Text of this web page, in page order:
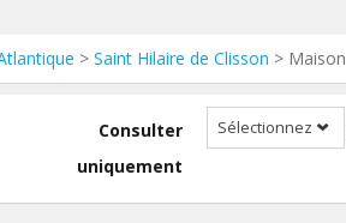
> Saint Hilaire de Clisson > Maison
Consulter
uniquement
Sélectionnez